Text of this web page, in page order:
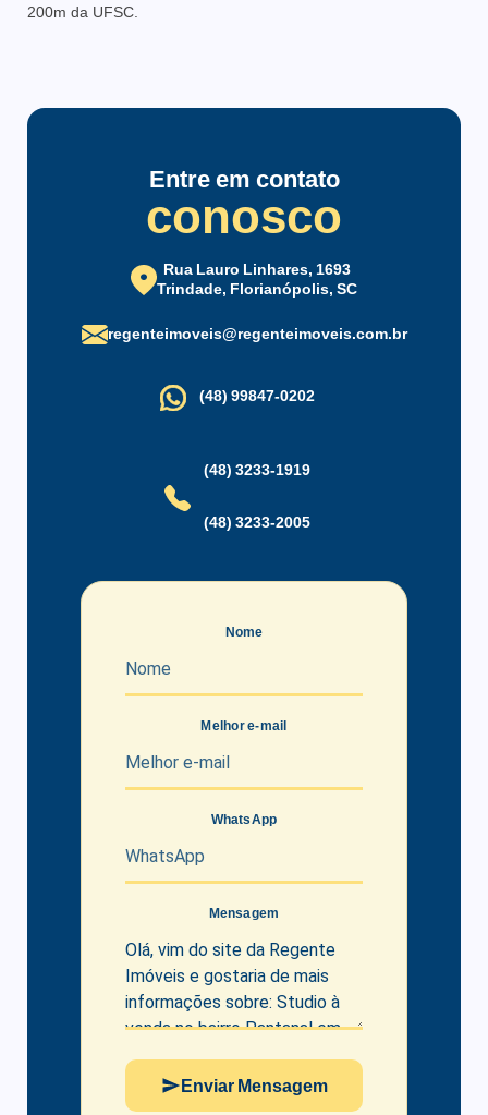
200m da UFSC.
Entre em contato
conosco
Rua Lauro Linhares, 1693
Trindade, Florianópolis, SC
regenteimoveis@regenteimoveis.com.br
(48) 99847-0202
(48) 3233-1919
(48) 3233-2005
Nome
Melhor e-mail
WhatsApp
Mensagem
Enviar Mensagem